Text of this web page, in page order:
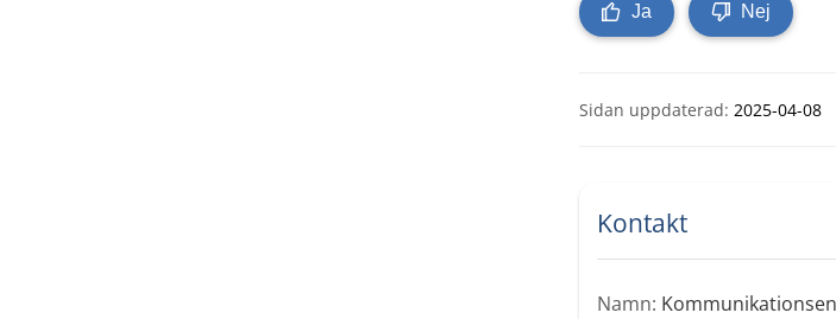
Ja Nej
Sidan uppdaterad: 2025-04-08
Kontakt
Namn: